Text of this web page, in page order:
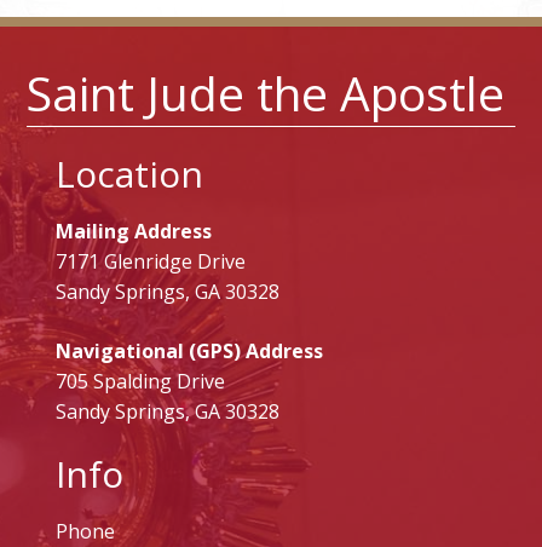
Saint Jude the Apostle
Location
Mailing Address
7171 Glenridge Drive
Sandy Springs, GA 30328
Navigational (GPS) Address
705 Spalding Drive
Sandy Springs, GA 30328
Info
Phone